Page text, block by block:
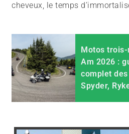
cheveux, le temps
Motos trois-
Am 2026 :
complet
Spyder,